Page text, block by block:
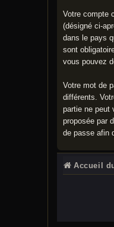
Votre compte
(désigné ci-
dans le pays
sont
vous pouvez
Votre mot de
différents.
partie ne peut
proposée par
de passe afin
Accueil